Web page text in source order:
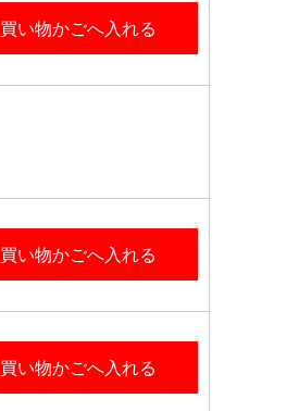
買い物かごへ入れる
買い物かごへ入れる
買い物かごへ入れる